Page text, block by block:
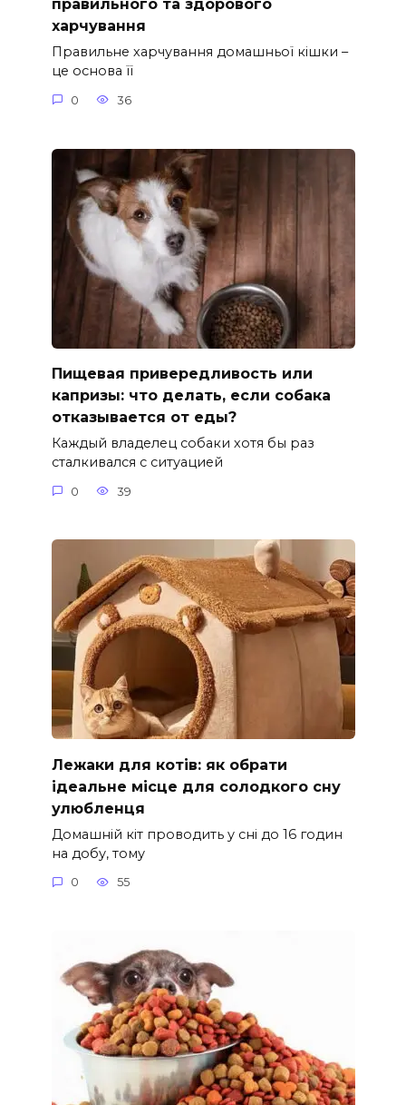
правильного та здорового
харчування
Правильне харчування домашньої кішки –
це основа її
0 36
Пищевая привередливость или
капризы: что делать, если собака
отказывается от еды?
Каждый владелец собаки хотя бы раз
сталкивался с ситуацией
0 39
Лежаки для котів: як обрати
ідеальне місце для солодкого сну
улюбленця
Домашній кіт проводить у сні до 16 годин
на добу, тому
0 55